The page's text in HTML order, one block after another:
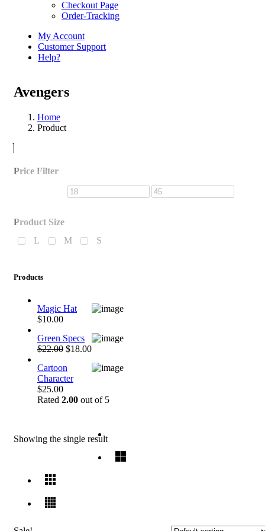
Checkout Page
Order-Tracking
My Account
Customer Support
Help?
Avengers
Home
Product
Asides
Price Filter
Product Size
L
M S
Products
Magic Hat
$10.00
Green Specs
$22.00 $18.00
Cartoon
Character
$25.00
Rated 2.00 out of 5
Showing the single result